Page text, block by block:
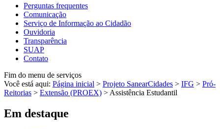
Perguntas frequentes
Comunicação
Serviço de Informação ao Cidadão
Ouvidoria
Transparência
SUAP
Contato
Fim do menu de serviços
Você está aqui: Página inicial > Projeto SanearCidades > IFG > Pró-
Reitorias > Extensão (PROEX) > Assistência Estudantil
Em destaque